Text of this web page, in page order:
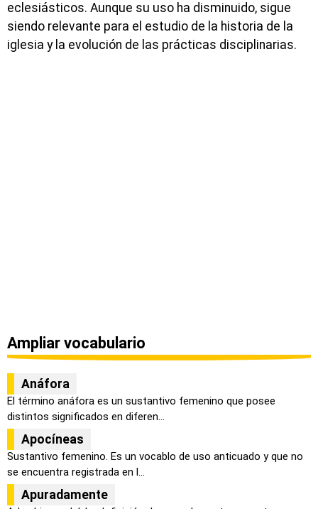
eclesiásticos. Aunque su uso ha disminuido, sigue
siendo relevante para el estudio de la historia de la
iglesia y la evolución de las prácticas disciplinarias.
Ampliar vocabulario
Anáfora
El término anáfora es un sustantivo femenino que posee
distintos significados en diferen...
Apocíneas
Sustantivo femenino. Es un vocablo de uso anticuado y que no
se encuentra registrada en l...
Apuradamente